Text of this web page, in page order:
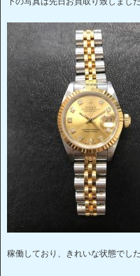
稼働しており、きれいな状態でし